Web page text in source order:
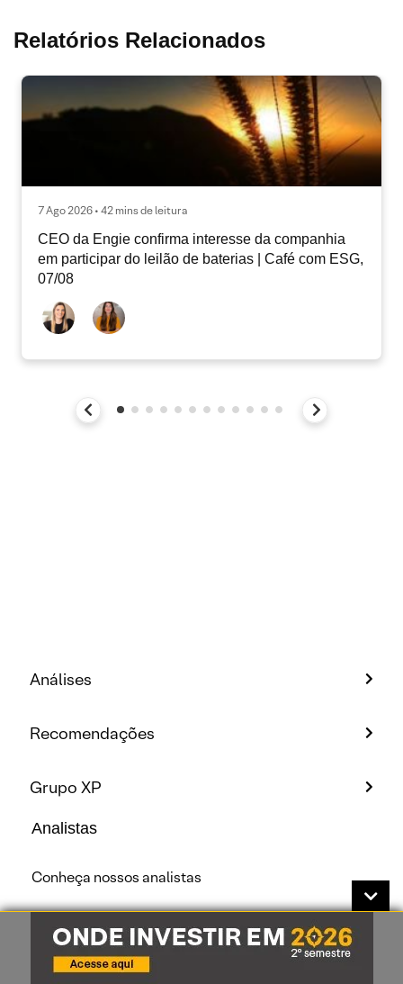
Relatórios Relacionados
7 Ago 2026 • 42 mins de leitura
CEO da Engie confirma interesse da companhia
em participar do leilão de baterias | Café com ESG,
07/08
Análises
Recomendações
Grupo XP
Analistas
Conheça nossos analistas